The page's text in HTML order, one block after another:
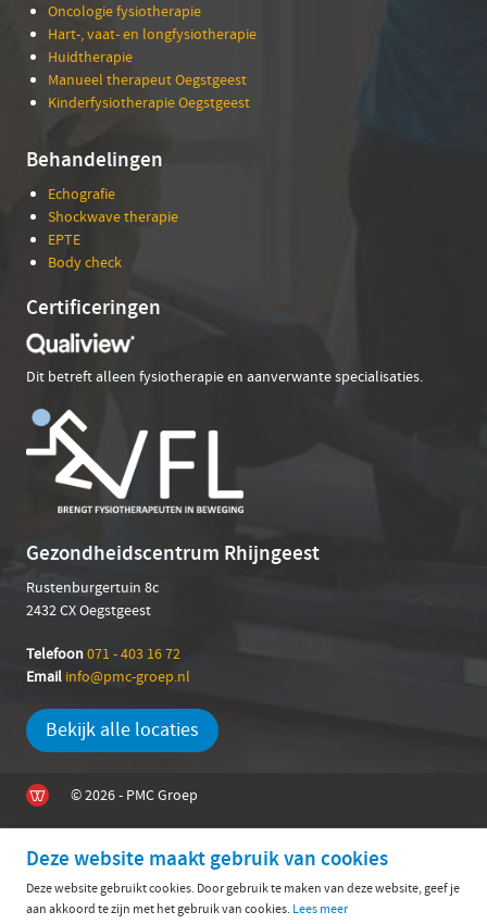
Oncologie fysiotherapie
Hart-, vaat- en longfysiotherapie
Huidtherapie
Manueel therapeut Oegstgeest
Kinderfysiotherapie Oegstgeest
Behandelingen
Echografie
Shockwave therapie
EPTE
Body check
Certificeringen
Dit betreft alleen fysiotherapie en aanverwante specialisaties.
Gezondheidscentrum Rhijngeest
Rustenburgertuin 8c
2432 CX Oegstgeest
Telefoon071 - 403 16 72
Email info@pmc-groep.nl
Bekijk alle locaties
© 2026 - PMC Groep
Deze website maakt gebruik van cookies
Deze website gebruikt cookies. Door gebruik te maken van deze website, geef je
aan akkoord te zijn met het gebruik van cookies. Lees meer